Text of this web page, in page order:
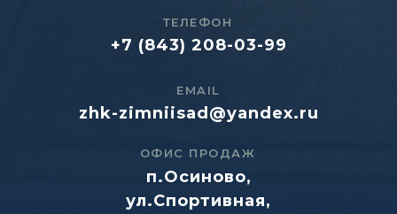
+7 (843) 208-03-99
п.Осиново,
ул.Спортивная,
zhk-zimniisad@yandex.ru
ОФИС ПРОДАЖ
ТЕЛЕФОН
EMAIL